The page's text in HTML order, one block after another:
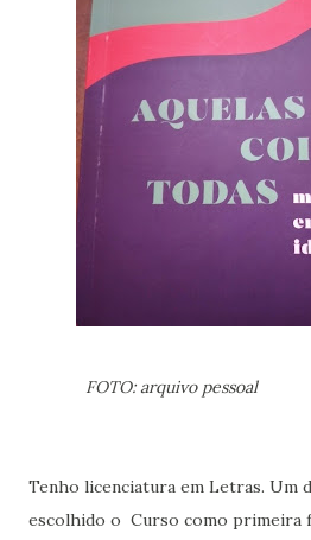
FOTO: arquivo pessoal
Tenho licenciatura em Letras. Um
escolhido o Curso como primeira